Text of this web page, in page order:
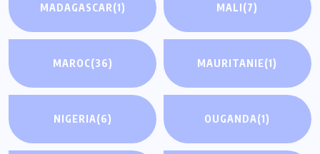
MADAGASCAR(1) MALI(7)
MAROC(36) MAURITANIE(1)
NIGERIA(6) OUGANDA(1)